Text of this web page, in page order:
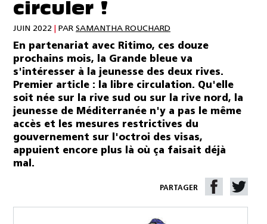
circuler !
JUIN 2022 PAR SAMANTHA ROUCHARD
En partenariat avec Ritimo, ces douze
prochains mois, la Grande bleue va
s'intéresser à la jeunesse des deux rives.
Premier article : la libre circulation. Qu'elle
soit née sur la rive sud ou sur la rive nord, la
jeunesse de Méditerranée n'y a pas le même
accès et les mesures restrictives du
gouvernement sur l'octroi des visas,
appuient encore plus là où ça faisait déjà
mal.
PARTAGER